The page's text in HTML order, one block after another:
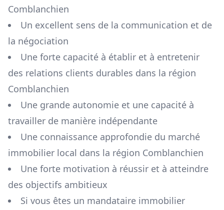
Comblanchien
Un excellent sens de la communication et de
la négociation
Une forte capacité à établir et à entretenir
des relations clients durables dans la région
Comblanchien
Une grande autonomie et une capacité à
travailler de manière indépendante
Une connaissance approfondie du marché
immobilier local dans la région Comblanchien
Une forte motivation à réussir et à atteindre
des objectifs ambitieux
Si vous êtes un mandataire immobilier